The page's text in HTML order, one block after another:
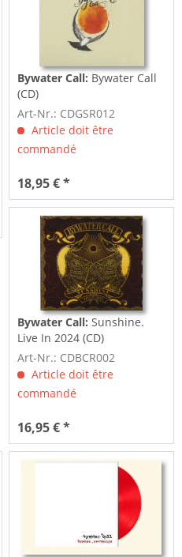
Bywater Call: Bywater Call
(CD)
Art-Nr.: CDGSR012
Article doit être
commandé
18,95 € *
Bywater Call:Sunshine.
Live In 2024 (CD)
Art-Nr.: CDBCR002
Article doit être
commandé
16,95 € *